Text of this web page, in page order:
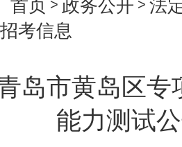
首页 > 政务公开 > 法
考信息
岛市黄岛区专
能力测试